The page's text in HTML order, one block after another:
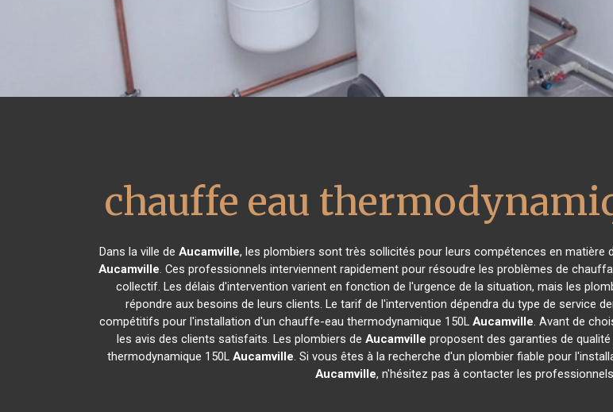
chauffe eau
Dans la ville de Aucamville, les plombiers sont très sollicités pour leurs compétences en
Aucamville. Ces professionnels interviennent rapidement pour résoudre les problèmes de
collectif. Les délais d'intervention varient en fonction de l'urgence de la situation, mais les
répondre aux besoins de leurs clients. Le tarif de l'intervention dépendra du type de service
compétitifs pour l'installation d'un chauffe-eau thermodynamique 150L Aucamville. Avant de
les avis des clients satisfaits. Les plombiers de Aucamville proposent des garanties de
thermodynamique 150L Aucamville. Si vous êtes à la recherche d'un plombier fiable pour
Aucamville, n'hésitez pas à contacter les